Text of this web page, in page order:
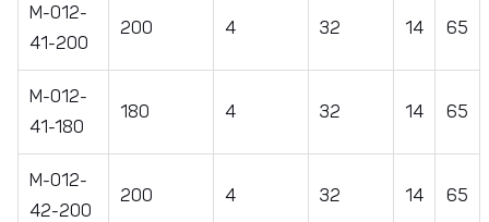
M-012-
41-200
200 4 32 14 65
М-012-
41-180
180 4 32 14 65
М-012-
42-200
200 4 32 14 65